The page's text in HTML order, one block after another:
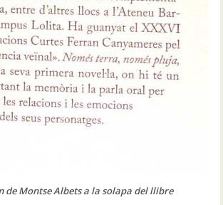
de Montse Albets a la solapa del llibre